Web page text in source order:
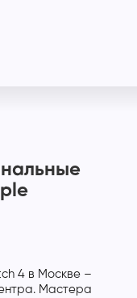
4 в Москве –
Мастера